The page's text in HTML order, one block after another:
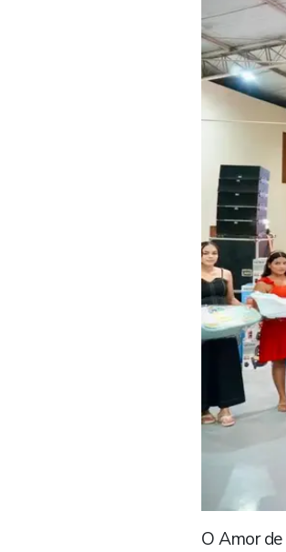
O Amor